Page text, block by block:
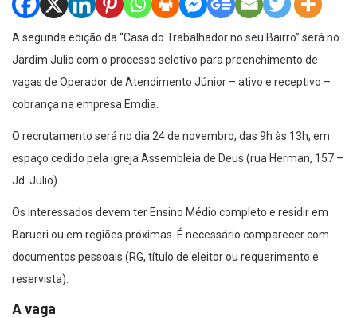
A segunda edição da “Casa do Trabalhador no seu Bairro” será no
Jardim Julio com o processo seletivo para preenchimento de
vagas de Operador de Atendimento Júnior – ativo e receptivo –
cobrança na empresa Emdia.
O recrutamento será no dia 24 de novembro, das 9h às 13h, em
espaço cedido pela igreja Assembleia de Deus (rua Herman, 157 –
Jd. Julio).
Os interessados devem ter Ensino Médio completo e residir em
Barueri ou em regiões próximas. É necessário comparecer com
documentos pessoais (RG, título de eleitor ou requerimento e
reservista).
A vaga